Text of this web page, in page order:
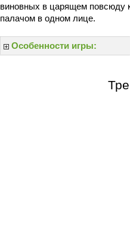
виновных в царящем повсюду
палачом в одном лице.
Особенности игры: